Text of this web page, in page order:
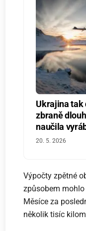
Ukrajina tak
zbraně
naučila
20. 5. 2026
Výpočty zpětné
způsobem
Měsíce za
několik tisíc